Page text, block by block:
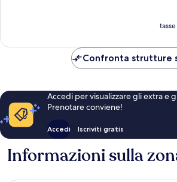
Confronta strutture
Accedi per visualizzare gli extra e
Prenotare conviene!
Accedi Iscriviti gratis
Informazioni sulla